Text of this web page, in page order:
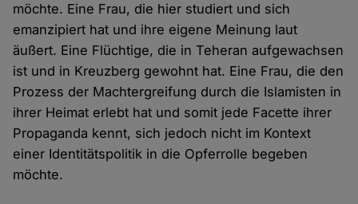
möchte. Eine Frau, die hier studiert und sich
emanzipiert hat und ihre eigene Meinung laut
äußert. Eine Flüchtige, die in Teheran aufgewachsen
ist und in Kreuzberg gewohnt hat. Eine Frau, die den
Prozess der Machtergreifung durch die Islamisten in
ihrer Heimat erlebt hat und somit jede Facette ihrer
Propaganda kennt, sich jedoch nicht im Kontext
einer Identitätspolitik in die Opferrolle begeben
möchte.